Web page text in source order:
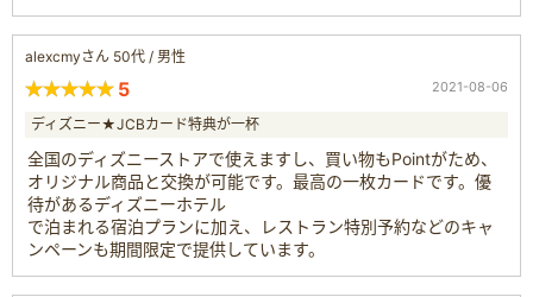
alexcmyさん 50代 / 男性
5 2021-08-06
ディズニー★JCBカード特典が一杯
全国のディズニーストアで使えますし、買い物もPointがため、
オリジナル商品と交換が可能です。最高の一枚カードです。優
待があるディズニーホテル
で泊まれる宿泊プランに加え、レストラン特別予約などのキャ
ンペーンも期間限定で提供しています。